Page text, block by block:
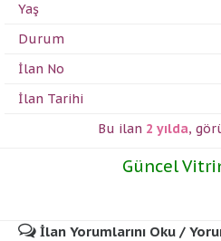
Yaş
Durum
İlan No
İlan Tarihi
Bu ilan 2 yılda,
Güncel
İlan Yorumlarını Oku /